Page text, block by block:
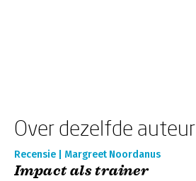
Over dezelfde auteur
Recensie | Margreet Noordanus
Impact als trainer